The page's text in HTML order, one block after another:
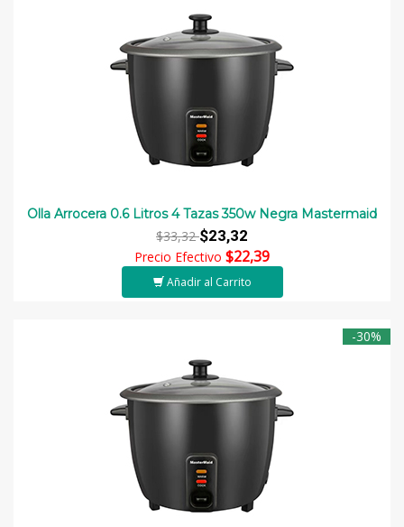
Olla Arrocera 0.6 Litros 4 Tazas 350w Negra Mastermaid
$33,32$23,32
Precio Efectivo $22,39
Añadir al Carrito
-30%